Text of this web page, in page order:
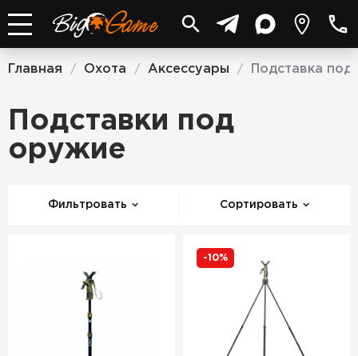
Главная / Охота / Аксессуары / Подставка
Подставки под
оружие
Фильтровать Сортировать
-10%